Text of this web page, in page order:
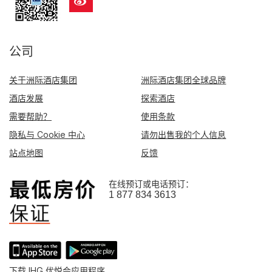
公司
关于洲际酒店集团
洲际酒店集团全球品牌
酒店发展
探索酒店
需要帮助？
使用条款
隐私与 Cookie 中心
请勿出售我的个人信息
站点地图
反馈
在线预订或电话预订：
1 877 834 3613